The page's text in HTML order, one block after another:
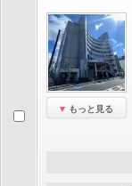
もっと見る